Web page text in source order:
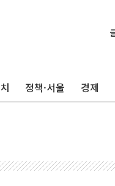
정책·서울 경제